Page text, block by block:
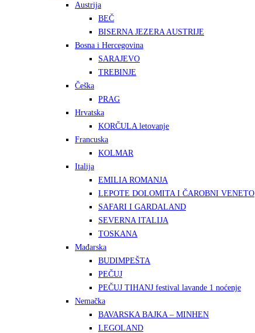
Austrija
BEČ
BISERNA JEZERA AUSTRIJE
Bosna i Hercegovina
SARAJEVO
TREBINJE
Češka
PRAG
Hrvatska
KORČULA letovanje
Francuska
KOLMAR
Italija
EMILIA ROMANJA
LEPOTE DOLOMITA I ČAROBNI VENETO
SAFARI I GARDALAND
SEVERNA ITALIJA
TOSKANA
Mađarska
BUDIMPEŠTA
PEČUJ
PEČUJ TIHANJ festival lavande 1 noćenje
Nemačka
BAVARSKA BAJKA – MINHEN
LEGOLAND